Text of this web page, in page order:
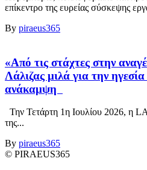
επίκεντρο της ευρείας σύσκεψης
By piraeus365
«Από τις στάχτες στην
Λάλιζας μιλά για την
ανάκαμψη
Την Τετάρτη 1η Ιουλίου 2026, η
της...
By piraeus365
© PIRAEUS365